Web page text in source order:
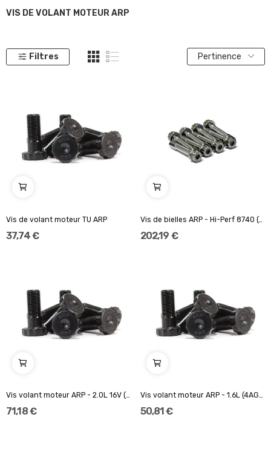
VIS DE VOLANT MOTEUR ARP
Filtres Pertinence
Vis de volant moteur TU ARP
37,74 €
Vis de bielles ARP - Hi-Perf 8740 (complete)...
202,19 €
Vis volant moteur ARP - 2.0L 16V (8pcs.)...
71,18 €
Vis volant moteur ARP - 1.6L (4AGE) DOHC...
50,81 €